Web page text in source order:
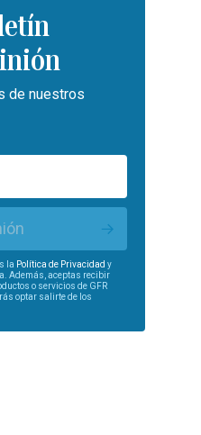
de nuestros
la Política de Privacidad y
Además, aceptas recibir
o servicios de GFR
optar salirte de los